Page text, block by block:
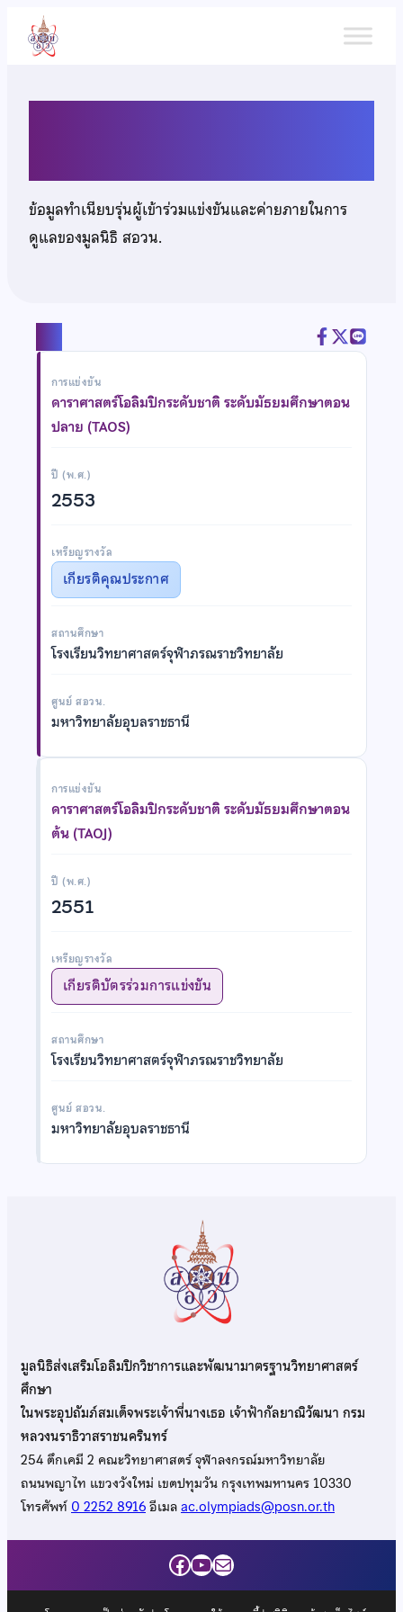
เนื้อหา
ข้อมูลทำเนียบรุ่นผู้เข้าร่วมแข่งขันและค่ายภายในการ
ดูแลของมูลนิธิ สอวน.
การแข่งขัน
ดาราศาสตร์โอลิมปิกระดับชาติ ระดับมัธยมศึกษาตอน
ปลาย (TAOS)
ปี (พ.ศ.)
2553
เหรียญรางวัล
เกียรติคุณประกาศ
สถานศึกษา
โรงเรียนวิทยาศาสตร์จุฬาภรณราชวิทยาลัย
ศูนย์ สอวน.
มหาวิทยาลัยอุบลราชธานี
การแข่งขัน
ดาราศาสตร์โอลิมปิกระดับชาติ ระดับมัธยมศึกษาตอน
ต้น (TAOJ)
ปี (พ.ศ.)
2551
เหรียญรางวัล
เกียรติบัตรร่วมการแข่งขัน
สถานศึกษา
โรงเรียนวิทยาศาสตร์จุฬาภรณราชวิทยาลัย
ศูนย์ สอวน.
มหาวิทยาลัยอุบลราชธานี
มูลนิธิส่งเสริมโอลิมปิกวิชาการและพัฒนามาตรฐานวิทยาศาสตร์
ศึกษา
ในพระอุปถัมภ์สมเด็จพระเจ้าพี่นางเธอ เจ้าฟ้ากัลยาณิวัฒนา กรม
หลวงนราธิวาสราชนครินทร์
254 ตึกเคมี 2 คณะวิทยาศาสตร์ จุฬาลงกรณ์มหาวิทยาลัย
ถนนพญาไท แขวงวังใหม่ เขตปทุมวัน กรุงเทพมหานคร 10330
โทรศัพท์0 2252 8916อีเมลac.olympiads@posn.or.th
Facebook
YouTube
Mail